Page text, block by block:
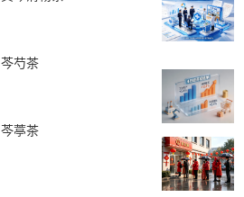
芩芍茶
芩葶茶